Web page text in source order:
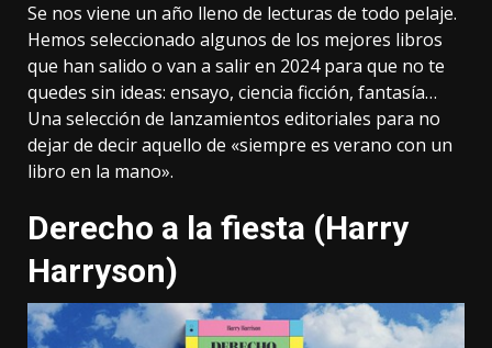
Se nos viene un año lleno de lecturas de todo pelaje.
Hemos seleccionado algunos de los mejores libros
que han salido o van a salir en 2024 para que no te
quedes sin ideas: ensayo, ciencia ficción, fantasía…
Una selección de lanzamientos editoriales para no
dejar de decir aquello de «siempre es verano con un
libro en la mano».
Derecho a la fiesta (Harry
Harryson)